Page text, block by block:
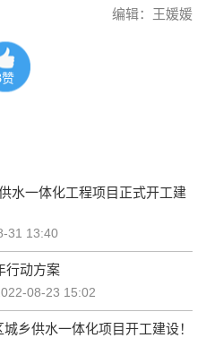
编辑：王媛媛
赞
水一体化工程项目正式开工建
31 13:40
行动方案
08-23 15:02
乡供水一体化项目开工建设！